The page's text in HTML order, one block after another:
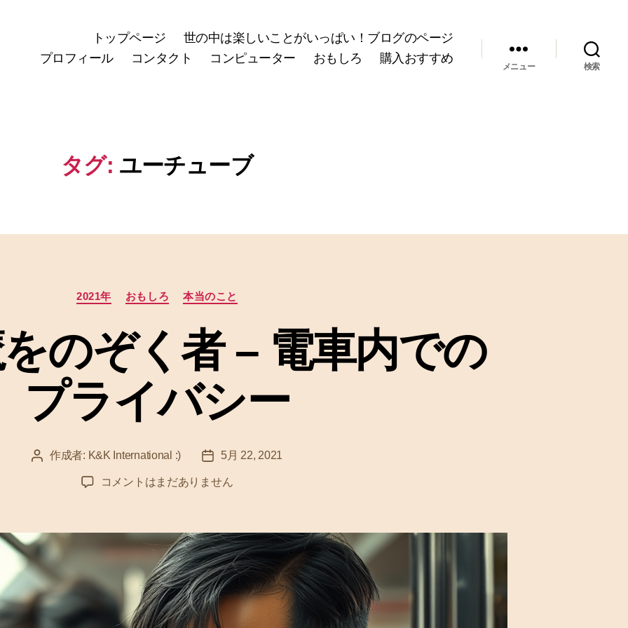
トップページ
世の中は楽しいことがいっぱい！ブログのページ
プロフィール
コンタクト コンピューター おもしろ 購入おすすめ
メニュー 検索
タグ: ユーチューブ
カ
テ
リ
ー
2021年 おもしろ 本当のこと
のぞく者 – 電車内での
プライバシー
投 作成者: K&K International :)
投
日
5月 22, 2021
の
魔
を
ぞ
く
コメントはまだありません